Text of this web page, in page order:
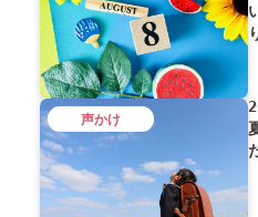
声かけ